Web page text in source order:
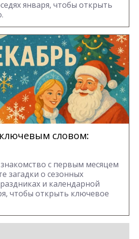
января, чтобы открыть
словом:
с первым месяцем
загадки о сезонных
и календарной
чтобы открыть ключевое